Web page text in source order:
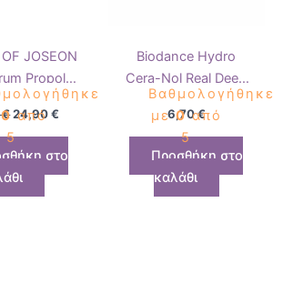
JOSEON
Propolis
– Ορός
30ml
0από
5
€24,90€
στο
Biodance Hydro
Cera-Nol Real Deep
Mask – 34g
Βαθμολογήθηκε
με0από
5
6,70€
Προσθήκη στο
καλάθι